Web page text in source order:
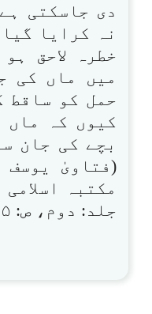
دی جاسکتی
نہ کرایا
خطرہ لاحق
میں ماں کی
حمل کو ساقط
کیوں کہ
بچے کی جان
(فتاویٰ یوسف
مکتبہ
جلد: دوم، ص: ۲۲۵)